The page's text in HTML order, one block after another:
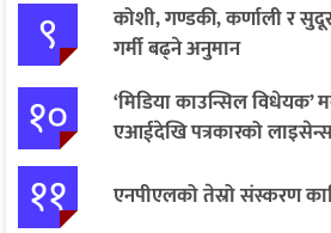
९
कोशी, गण्डकी, कर्णाली र
गर्मी बढ्ने अनुमान
१०
‘मिडिया काउन्सिल
एआईदेखि पत्रकारको
११ एनपीएलको तेस्रो संस्करण